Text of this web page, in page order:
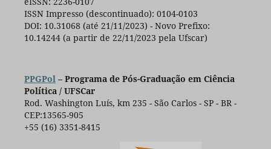
ISSN Impresso (descontinuado): 0104-0103
DOI: 10.31068 (até 21/11/2023) - Novo Prefixo:
10.14244 (a partir de 22/11/2023 pela Ufscar)
PPGPol – Programa de Pós-Graduação em Ciência
Política / UFSCar
Rod. Washington Luís, km 235 - São Carlos - SP - BR -
CEP:13565-905
+55 (16) 3351-8415